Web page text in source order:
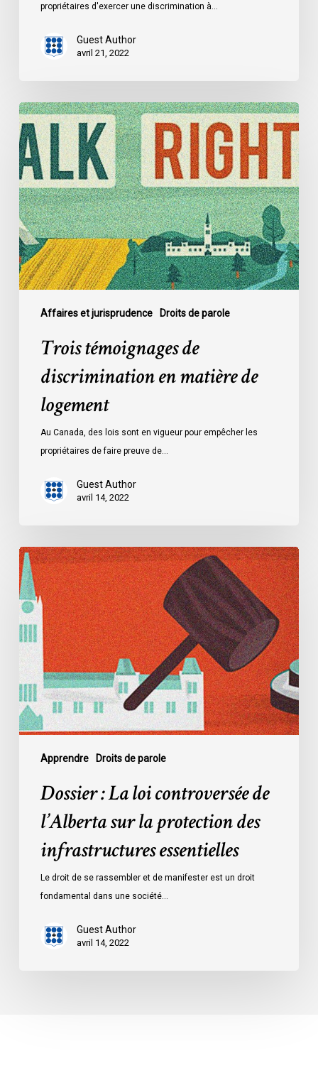
propriétaires d'exercer une discrimination à…
Guest Author
avril 21, 2022
Affaires et jurisprudence Droits de parole
Trois
témoignages
de
discrimination
en
matière
de
logement
Trois témoignages de
discrimination en matière de
logement
Au Canada, des lois sont en vigueur pour empêcher les
propriétaires de faire preuve de…
Guest Author
avril 14, 2022
Apprendre Droits de parole
Dossier
:
La
loi
controversée
de
l’Alberta
sur
la
protection
infrastructures
Dossier : La loi controversée de
l’Alberta sur la protection des
infrastructures essentielles
Le droit de se rassembler et de manifester est un droit
fondamental dans une société…
Guest Author
avril 14, 2022